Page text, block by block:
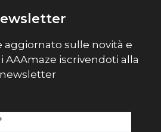
aggiornato sulle novità e
iscrivendoti alla
newsletter